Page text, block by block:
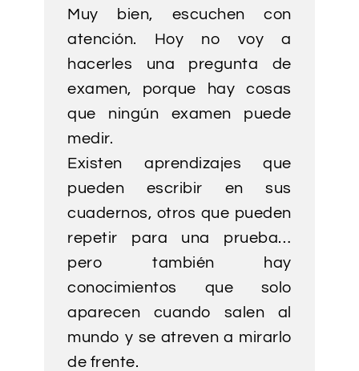
Muy bien, escuchen con
atención. Hoy no voy a
hacerles una pregunta de
examen, porque hay cosas
que ningún examen puede
medir.
Existen aprendizajes que
pueden escribir en sus
cuadernos, otros que pueden
repetir para una prueba…
pero también hay
conocimientos que solo
aparecen cuando salen al
mundo y se atreven a mirarlo
de frente.